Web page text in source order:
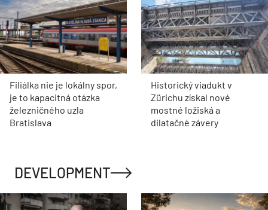
Filiálka nie je lokálny spor,
je to kapacitná otázka
železničného uzla
Bratislava
Historický viadukt v
Zürichu získal nové
mostné ložiská a
dilatačné závery
DEVELOPMENT